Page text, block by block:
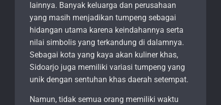
lainnya. Banyak keluarga dan perusahaan
yang masih menjadikan tumpeng sebagai
hidangan utama karena keindahannya serta
nilai simbolis yang terkandung di dalamnya.
Sebagai kota yang kaya akan kuliner khas,
Sidoarjo juga memiliki variasi tumpeng yang
unik dengan sentuhan khas daerah setempat.
Namun, tidak semua orang memiliki waktu